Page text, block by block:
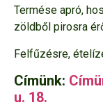
Termése apró,
zöldből pirosra
Felfűzésre,
Címünk:
u. 18.